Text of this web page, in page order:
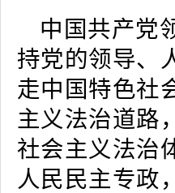
中国共产党
持党的领导、
走中国特色社
主义法治道路
社会主义法治
人民民主专政